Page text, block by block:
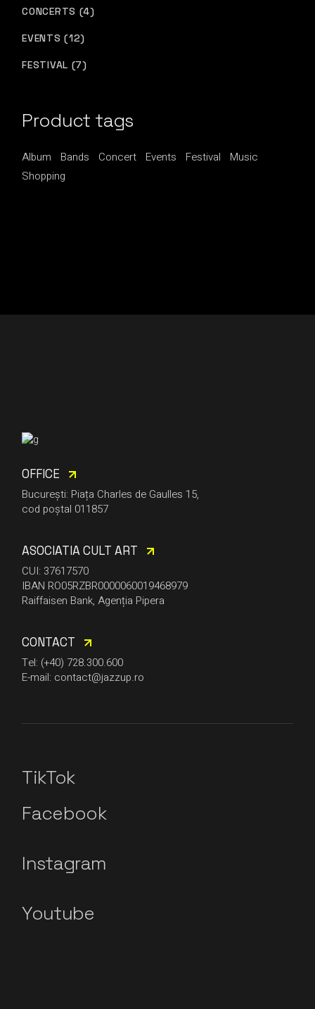
CONCERTS
44
PRODUCTS
EVENTS
1212
PRODUCTS
FESTIVAL
77
PRODUCTS
Product tags
Album Bands Concert Events Festival
Music
Shopping
OFFICE
București: Piața Charles de Gaulles 15,
cod poștal 011857
ASOCIATIA CULT ART
CUI: 37617570
IBAN RO05RZBR0000060019468979
Raiffaisen Bank, Agenția Pipera
CONTACT
Tel: (+40) 728.300.600
E-mail: contact@jazzup.ro
TikTok
Facebook
Instagram
Youtube